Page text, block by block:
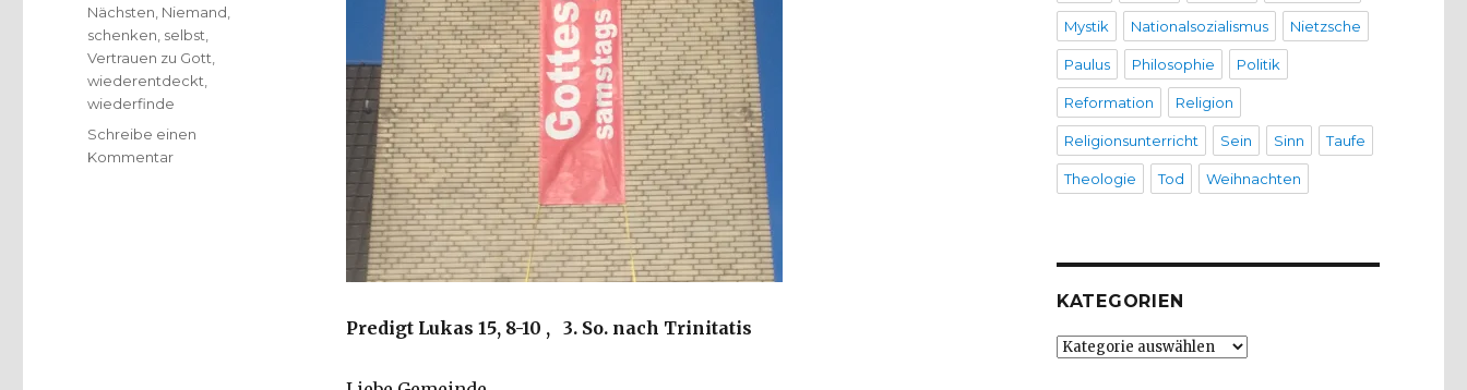
Predigt Lukas 15, 8-10 , 3. So. nach Trinitatis
Nächsten Niemand
schenken selbst
Vertrauen zu Gott
wiederentdeckt
wiederfinde
Schreibe einen
Kommentarzu
Mystik Nationalsozialismus Nietzsche
Paulus Philosophie Politik
Reformation Religion
Religionsunterricht Sein Sinn Taufe
Theologie Tod Weihnachten
KATEGORIEN
Kategorien